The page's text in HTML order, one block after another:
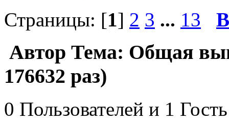
Страницы: [1] 2 3 ... 13
Автор Тема: Общая
176632 раз)
0 Пользователей и 1